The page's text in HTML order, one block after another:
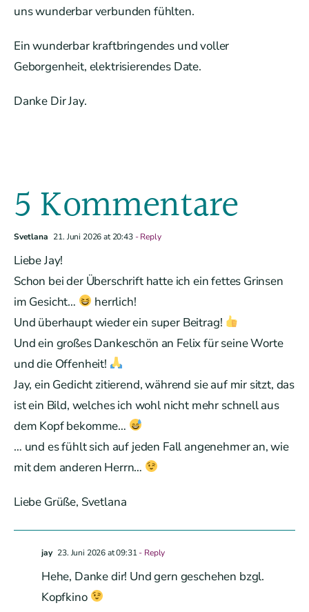
uns wunderbar verbunden fühlten.
Ein wunderbar kraftbringendes und voller
Geborgenheit, elektrisierendes Date.
Danke Dir Jay.
5 Kommentare
Svetlana 21. Juni 2026 at 20:43- Reply
Liebe Jay!
Schon bei der Überschrift hatte ich ein fettes Grinsen
im Gesicht…
herrlich!
Und überhaupt wieder ein super Beitrag!
Und ein großes Dankeschön an Felix für seine Worte
und die Offenheit!
Jay, ein Gedicht zitierend, während sie auf mir sitzt, das
ist ein Bild, welches ich wohl nicht mehr schnell aus
dem Kopf bekomme…
… und es fühlt sich auf jeden Fall angenehmer an, wie
mit dem anderen Herrn…
Liebe Grüße, Svetlana
jay 23. Juni 2026 at 09:31- Reply
Hehe, Danke dir! Und gern geschehen bzgl.
Kopfkino